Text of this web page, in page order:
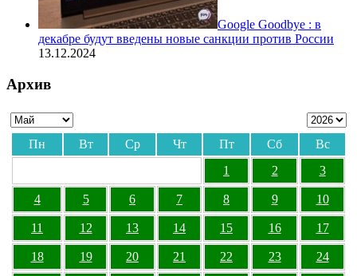
Google Goodbye : в
декабре будут введены новые санкции против России
13.12.2024
Архив
Пн Вт Ср Чт Пт Сб
Вс
1
2 3
4 5 6 7 8 9 10
11 12 13 14 15 16 17
18 19 20 21 22 23 24